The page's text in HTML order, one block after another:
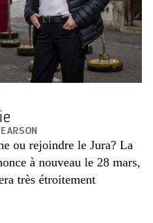
ou rejoindre le Jura? La
à nouveau le 28 mars,
très étroitement